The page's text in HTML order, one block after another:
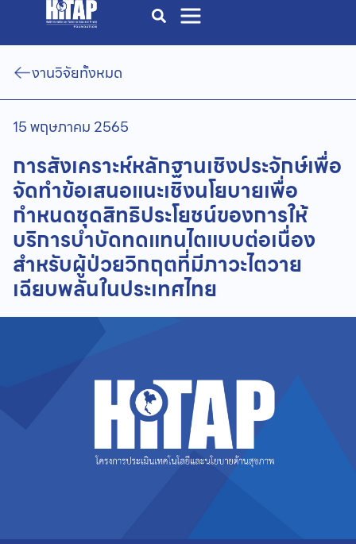
งานวิจัยทั้งหมด
15 พฤษภาคม 2565
การสังเคราะห์หลักฐานเชิงประจักษ์เพื่อ
จัดทำข้อเสนอแนะเชิงนโยบายเพื่อ
กำหนดชุดสิทธิประโยชน์ของการให้
บริการบำบัดทดแทนไตแบบต่อเนื่อง
สำหรับผู้ป่วยวิกฤตที่มีภาวะไตวาย
เฉียบพลันในประเทศไทย